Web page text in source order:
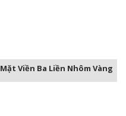
Mặt Viền Ba Liền Nhôm Vàng